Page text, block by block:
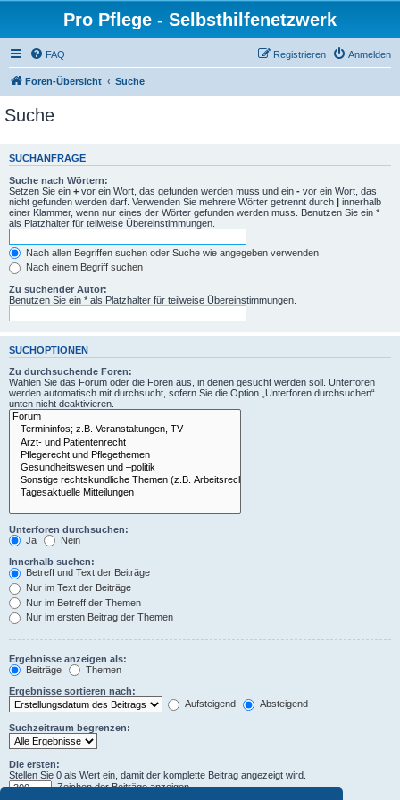
Pro Pflege - Selbsthilfenetzwerk
FAQ Anmelden
Registrieren
Foren-Übersicht Suche
Suche
SUCHANFRAGE
Suche nach Wörtern:
Setzen Sie ein + vor ein Wort, das gefunden werden muss und ein - vor ein Wort, das
nicht gefunden werden darf. Verwenden Sie mehrere Wörter getrennt durch | innerhalb
einer Klammer, wenn nur eines der Wörter gefunden werden muss. Benutzen Sie ein *
als Platzhalter für teilweise Übereinstimmungen.
Nach allen Begriffen suchen oder Suche wie angegeben verwenden
Nach einem Begriff suchen
Zu suchender Autor:
Benutzen Sie ein * als Platzhalter für teilweise Übereinstimmungen.
SUCHOPTIONEN
Zu durchsuchende Foren:
Wählen Sie das Forum oder die Foren aus, in denen gesucht werden soll. Unterforen
werden automatisch mit durchsucht, sofern Sie die Option „Unterforen durchsuchen“
unten nicht deaktivieren.
Unterforen durchsuchen:
Ja
Nein
Innerhalb suchen:
Betreff und Text der Beiträge
Nur im Text der Beiträge
Nur im Betreff der Themen
Nur im ersten Beitrag der Themen
Ergebnisse anzeigen als:
Beiträge
Themen
Ergebnisse sortieren nach:
Aufsteigend
Absteigend
Suchzeitraum begrenzen:
Die ersten:
Stellen Sie 0 als Wert ein, damit der komplette Beitrag angezeigt wird.
Zeichen der Beiträge anzeigen